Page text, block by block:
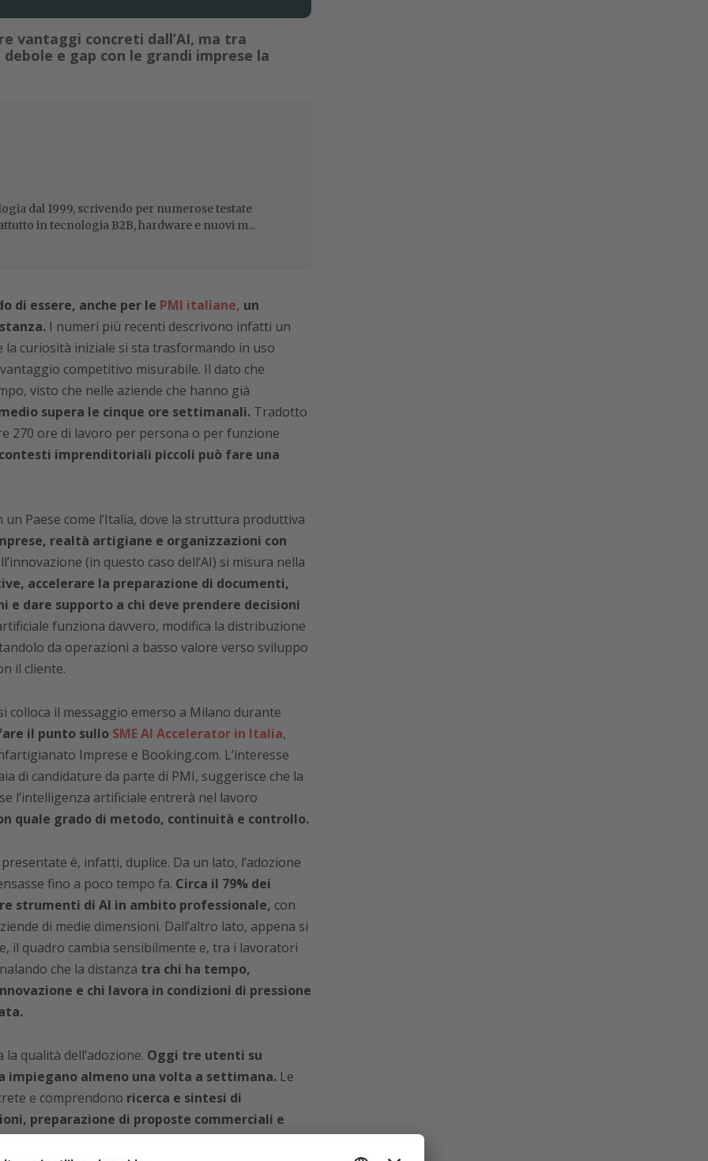
vantaggi concreti dall’AI, ma tra
e gap con le grandi imprese la
dal 1999, scrivendo per numerose testate
in tecnologia B2B, hardware e nuovi m...
di essere, anche per le PMI italiane, un
I numeri più recenti descrivono infatti un
la curiosità iniziale si sta trasformando in uso
competitivo misurabile. Il dato che
visto che nelle aziende che hanno già
supera le cinque ore settimanali.Tradotto
270 ore di lavoro per persona o per funzione
imprenditoriali piccoli può fare una
Paese come l’Italia, dove la struttura produttiva
realtà artigiane e organizzazioni con
(in questo caso dell’AI) si misura nella
accelerare la preparazione di documenti,
dare supporto a chi deve prendere decisioni
funziona davvero, modifica la distribuzione
da operazioni a basso valore verso sviluppo
il cliente.
colloca il messaggio emerso a Milano durante
il punto sullo SME AI Accelerator in Italia,
Imprese e Booking.com. L’interesse
di candidature da parte di PMI, suggerisce che la
l’intelligenza artificiale entrerà nel lavoro
quale grado di metodo, continuità e controllo.
è, infatti, duplice. Da un lato, l’adozione
fino a poco tempo fa. Circa il 79% dei
strumenti di AI in ambito professionale, con
di medie dimensioni. Dall’altro lato, appena si
il quadro cambia sensibilmente e, tra i lavoratori
che la distanza tra chi ha tempo,
e chi lavora in condizioni di pressione
qualità dell’adozione. Oggi tre utenti su
impiegano almeno una volta a settimana.Le
e comprendono ricerca e sintesi di
preparazione di proposte commerciali e